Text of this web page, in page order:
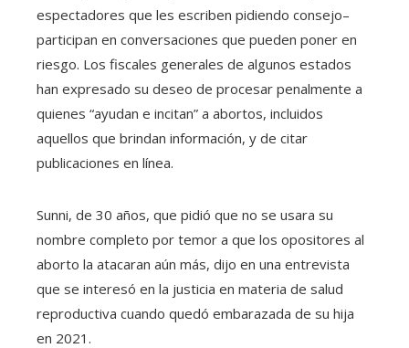
espectadores que les escriben pidiendo consejo–
participan en conversaciones que pueden poner en
riesgo. Los fiscales generales de algunos estados
han expresado su deseo de procesar penalmente a
quienes “ayudan e incitan” a abortos, incluidos
aquellos que brindan información, y de citar
publicaciones en línea.
Sunni, de 30 años, que pidió que no se usara su
nombre completo por temor a que los opositores al
aborto la atacaran aún más, dijo en una entrevista
que se interesó en la justicia en materia de salud
reproductiva cuando quedó embarazada de su hija
en 2021.